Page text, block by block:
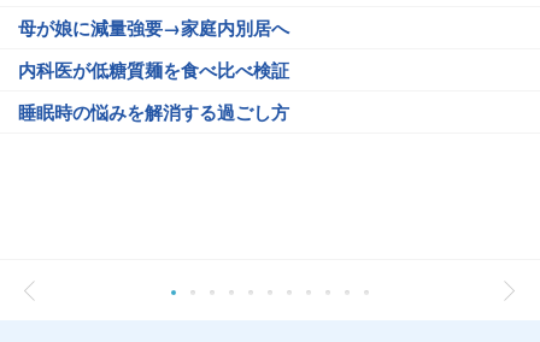
母が娘に減量強要→家庭内別居へ
内科医が低糖質麺を食べ比べ検証
睡眠時の悩みを解消する過ごし方